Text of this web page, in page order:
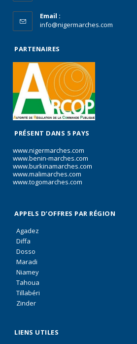
Email :
info@nigermarches.com
PARTENAIRES
PRÉSENT DANS 5 PAYS
www.nigermarches.com
www.benin-marches.com
www.burkinamarches.com
www.malimarches.com
www.togomarches.com
APPELS D’OFFRES PAR RÉGION
Agadez
Diffa
Dosso
Maradi
Niamey
Tahoua
Tillabéri
Zinder
LIENS UTILES